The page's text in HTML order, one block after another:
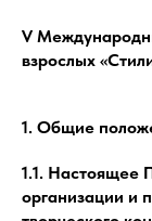
V
взрослых
1. Общие
1.1. Настоящее
организации и